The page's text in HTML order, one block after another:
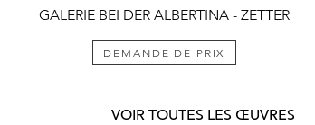
GALERIE BEI DER ALBERTINA - ZETTER
DEMANDE DE PRIX
VOIR TOUTES LES ŒUVRES